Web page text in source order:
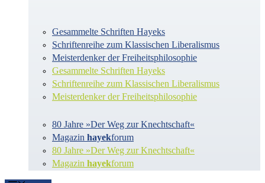
Gesammelte Schriften Hayeks
Schriftenreihe zum Klassischen Liberalismus
Meisterdenker der Freiheitsphilosophie
Gesammelte Schriften Hayeks
Schriftenreihe zum Klassischen Liberalismus
Meisterdenker der Freiheitsphilosophie
80 Jahre »Der Weg zur Knechtschaft«
Magazin hayekforum
80 Jahre »Der Weg zur Knechtschaft«
Magazin hayekforum